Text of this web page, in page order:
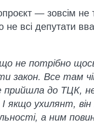
— зовсім
всі депутати
не потрібно
закон. Все там
прийшла до ТЦК,
ухилянт,
а ним